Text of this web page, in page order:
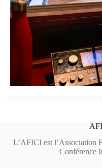
L’AFICI est l’Association
Conférence